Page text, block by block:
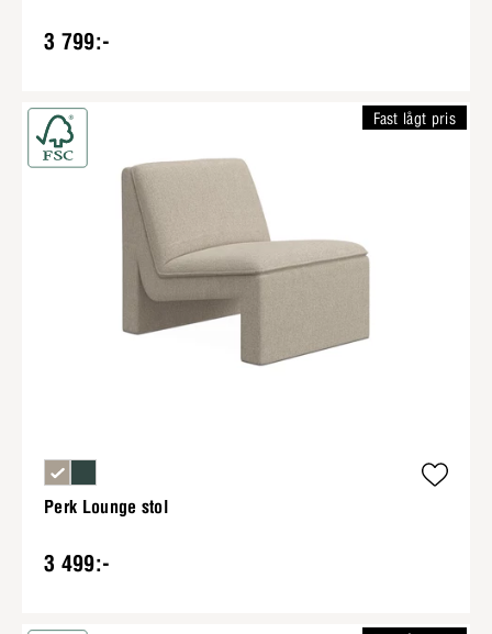
3 799:-
Perk Lounge stol
3 499:-
Fast lågt pris